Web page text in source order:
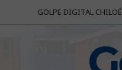
GOLPE DIGITAL CHILOÉ